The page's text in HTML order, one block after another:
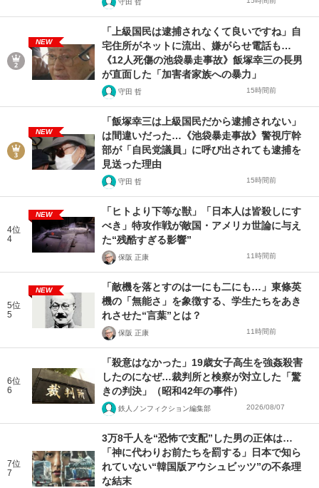
守田 哲
NEW
「上級国民は逮捕されなくて良いですね」自
宅住所がネットに流出、嫌がらせ電話も…
《12人死傷の池袋暴走事故》飯塚幸三の長男
が直面した「加害者家族への暴力」
守田 哲 15時間前
NEW
「飯塚幸三は上級国民だから逮捕されない」
は間違いだった…《池袋暴走事故》警視庁幹
部が「自民党議員」に呼び出されても逮捕を
見送った理由
守田 哲 15時間前
4位
4
NEW
「ヒトより下等な獣」「日本人は皆殺しにす
べき」特攻作戦が敵国・アメリカ世論に与え
た“残酷すぎる影響”
保阪 正康 11時間前
5位
5
NEW
「敵機を落とすのは一にも二にも…」東條英
機の「無能さ」を象徴する、学生たちをあき
れさせた“言葉”とは？
保阪 正康 11時間前
6位
6
「殺意はなかった」19歳女子高生を強姦殺害
したのになぜ…裁判所と検察が対立した「驚
きの判決」（昭和42年の事件）
鉄人ノンフィクション編集部 2026/08/07
7位
7
3万8千人を“恐怖で支配”した男の正体は…
「神に代わりお前たちを罰する」日本で知ら
れていない“韓国版アウシュビッツ”の不条理
な結末